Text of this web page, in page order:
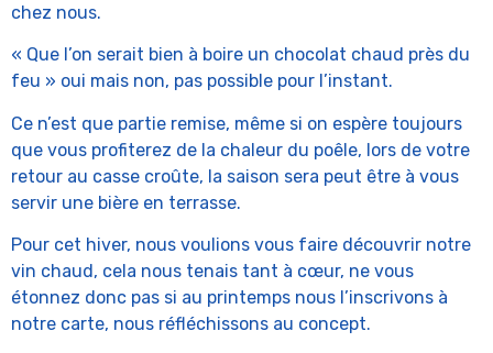
chez nous.
« Que l’on serait bien à boire un chocolat chaud près du
feu » oui mais non, pas possible pour l’instant.
Ce n’est que partie remise, même si on espère toujours
que vous profiterez de la chaleur du poêle, lors de votre
retour au casse croûte, la saison sera peut être à vous
servir une bière en terrasse.
Pour cet hiver, nous voulions vous faire découvrir notre
vin chaud, cela nous tenais tant à cœur, ne vous
étonnez donc pas si au printemps nous l’inscrivons à
notre carte, nous réfléchissons au concept.